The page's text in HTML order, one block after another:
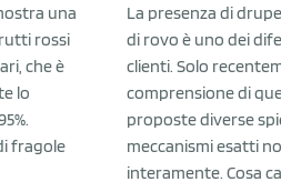
una
rossi
che è
lo
fragole
La presenza di
di rovo è uno dei
clienti. Solo
comprensione di
proposte diverse
meccanismi esatti
interamente. Cosa